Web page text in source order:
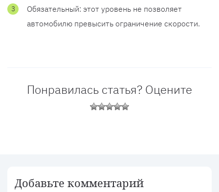
Обязательный: этот уровень не позволяет
автомобилю превысить ограничение скорости.
Понравилась статья? Оцените
Добавьте комментарий